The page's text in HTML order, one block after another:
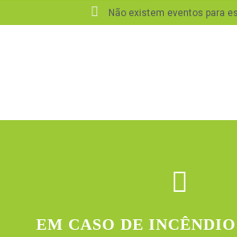
Não existem eventos para
EM CASO DE